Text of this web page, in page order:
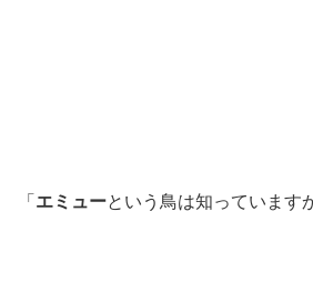
「 エミューという鳥は知っています